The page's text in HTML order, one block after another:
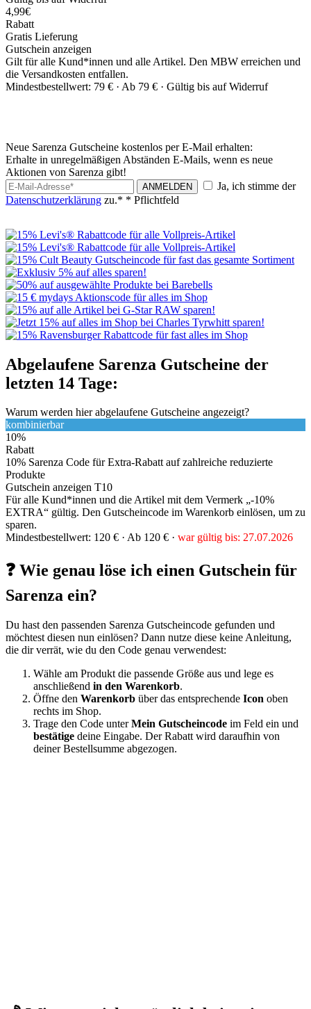
4,99€
Rabatt
Gratis Lieferung
Gutschein anzeigen
Gilt für alle Kund*innen und alle Artikel. Den MBW erreichen und
die Versandkosten entfallen.
Mindestbestellwert: 79 € · Ab 79 € · Gültig bis auf Widerruf
Neue Sarenza Gutscheine kostenlos per E-Mail erhalten:
Erhalte in unregelmäßigen Abständen E-Mails, wenn es neue
Aktionen von Sarenza gibt!
ANMELDEN
Ja, ich stimme der
Datenschutzerklärung zu.* * Pflichtfeld
Abgelaufene Sarenza Gutscheine der
letzten 14 Tage:
Warum werden hier abgelaufene Gutscheine angezeigt?
kombinierbar
10%
Rabatt
10% Sarenza Code für Extra-Rabatt auf zahlreiche reduzierte
Produkte
Gutschein anzeigen T10
Für alle Kund*innen und die Artikel mit dem Vermerk „-10%
EXTRA“ gültig. Den Gutscheincode im Warenkorb einlösen, um zu
sparen.
Mindestbestellwert: 120 € · Ab 120 € · war gültig bis: 27.07.2026
❓ Wie genau löse ich einen Gutschein für
Sarenza ein?
Du hast den passenden Sarenza Gutscheincode gefunden und
möchtest diesen nun einlösen? Dann nutze diese keine Anleitung,
die dir verrät, wie du den Code genau verwendest:
Wähle am Produkt die passende Größe aus und lege es
anschließend in den Warenkorb.
Öffne den Warenkorb über das entsprechende Icon oben
rechts im Shop.
Trage den Code unterMein Gutscheincode im Feld ein und
bestätige deine Eingabe. Der Rabatt wird daraufhin von
deiner Bestellsumme abgezogen.